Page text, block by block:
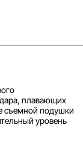
плавающих
съемной подушки
уровень